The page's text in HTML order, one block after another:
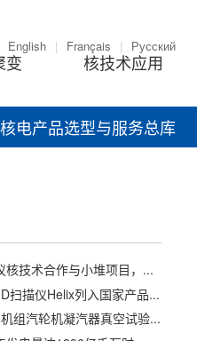
English Français Русский
变 核技术应用
电产品选型与服务总库
俄罗斯向巴西提议核技术合作与小堆项目，含浮动核电站与北极/南极科研
俄罗斯首款国产3D扫描仪Helix列入国家产品名录，Rosatom完善增材制造技术链
阿库尤核电站1号机组汽轮机凝汽器真空试验顺利完成